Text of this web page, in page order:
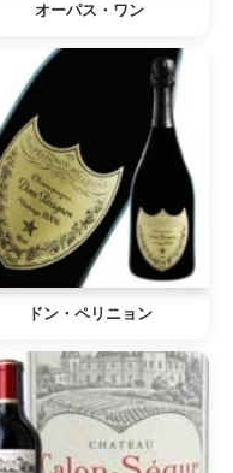
オーパス・ワン
ドン・ペリニョン